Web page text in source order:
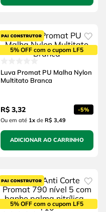
5% OFF com o cupom LF5
Luva Promat PU Malha Nylon
Multitato Branca
R$ 3,32 -5%
Ou em até 1xde R$ 3,49
ADICIONAR AO CARRINHO
5% OFF com o cupom LF5